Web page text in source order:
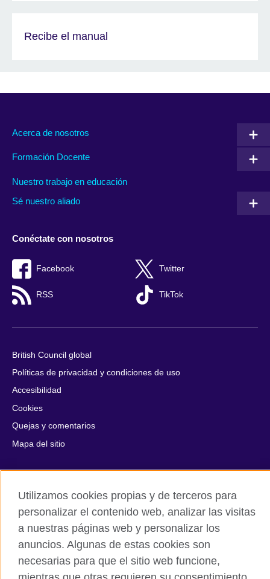
Recibe el manual
Acerca de nosotros
Formación Docente
Nuestro trabajo en educación
Sé nuestro aliado
Conéctate con nosotros
Facebook Twitter
RSS TikTok
British Council global
Políticas de privacidad y condiciones de uso
Accesibilidad
Cookies
Quejas y comentarios
Mapa del sitio
All cultural activities in Mexico are carried out by British Council
Asociados A.C., a not-for-profit entity established to undertake
cultural activities, including the promotion and diffusion of British
culture in Mexico, the fostering of cultural relations and mutual
understanding, the promotion of the English language, and the
advancement of cultural, scientific, technological, and other
forms of cooperation between the United Kingdom and Mexico.
Utilizamos cookies propias y de terceros para
personalizar el contenido web, analizar las visitas
a nuestras páginas web y personalizar los
anuncios. Algunas de estas cookies son
necesarias para que el sitio web funcione,